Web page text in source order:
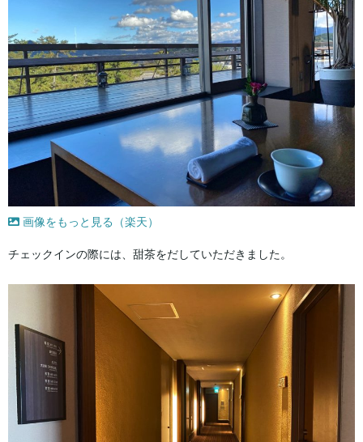
画像をもっと見る（楽天）
チェックインの際には、甜茶をだしていただきました。